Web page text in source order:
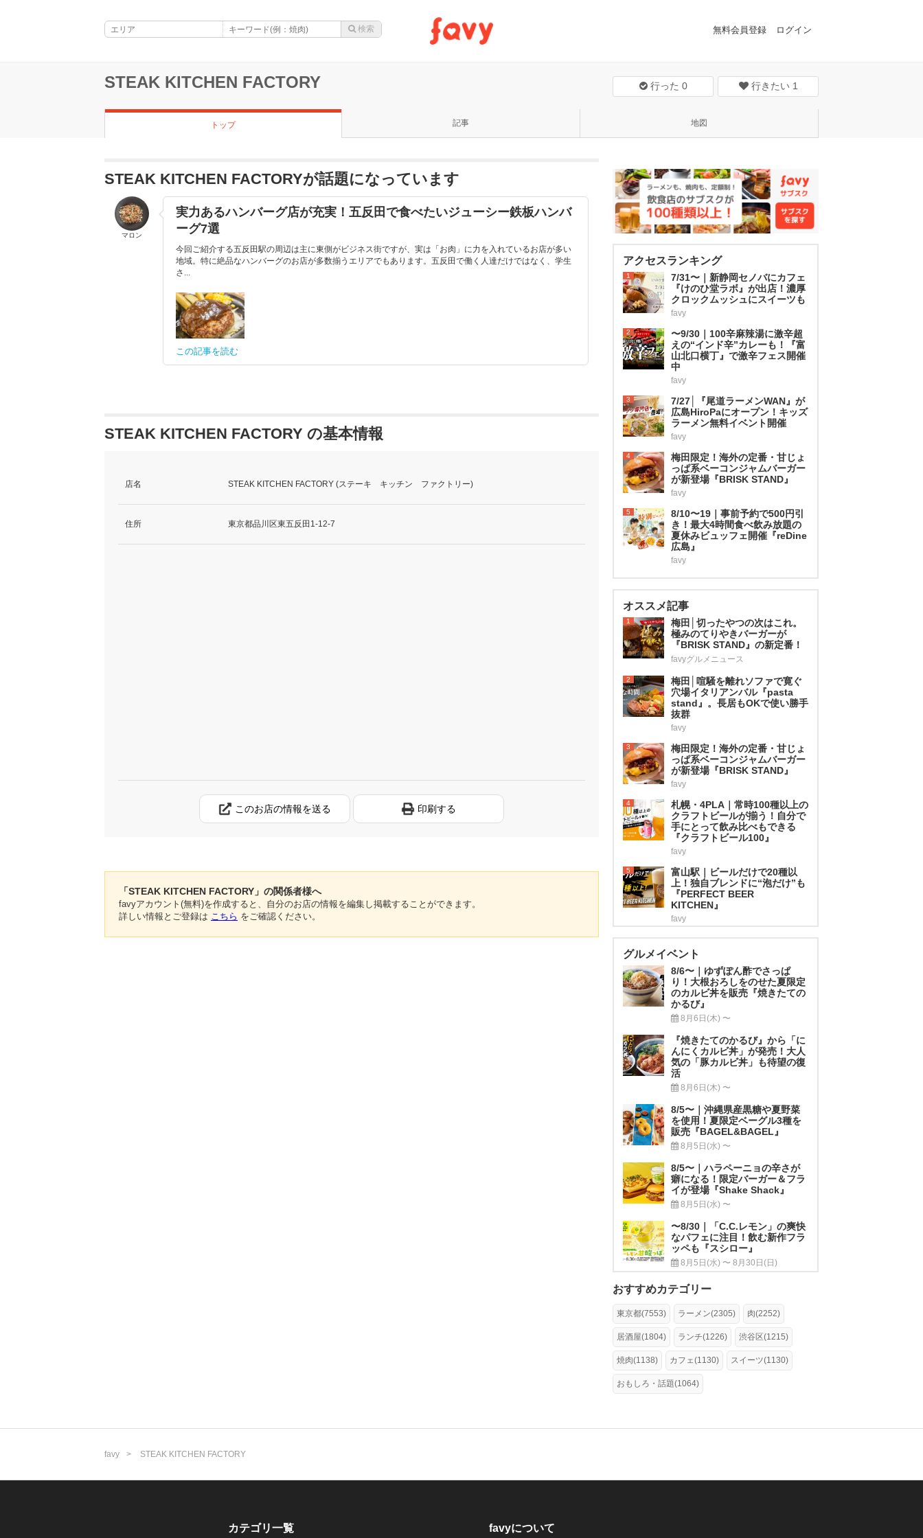
無料会員登録 ログイン
STEAK KITCHEN FACTORY 行った 0 行きたい 1
トップ 記事 地図
STEAK KITCHEN FACTORYが話題になっています
マロン
実力あるハンバーグ店が充実！五反田で食べたいジューシー鉄板ハンバ
ーグ7選
今回ご紹介する五反田駅の周辺は主に東側がビジネス街ですが、実は「お肉」に力を入れているお店が多い
地域。特に絶品なハンバーグのお店が多数揃うエリアでもあります。五反田で働く人達だけではなく、学生
さ...
この記事を読む
STEAK KITCHEN FACTORY の基本情報
店名 STEAK KITCHEN FACTORY (ステーキ キッチン ファクトリー)
住所 東京都品川区東五反田1-12-7
このお店の情報を送る 印刷する
「STEAK KITCHEN FACTORY」の関係者様へ
favyアカウント(無料)を作成すると、自分のお店の情報を編集し掲載することができます。
詳しい情報とご登録は こちら をご確認ください。
アクセスランキング
1
7/31〜｜新静岡セノバにカフェ
『けのひ堂ラボ』が出店！濃厚
クロックムッシュにスイーツも
favy
2
〜9/30｜100辛麻辣湯に激辛超
えの“インド辛”カレーも！『富
山北口横丁』で激辛フェス開催
中
favy
3
7/27│『尾道ラーメンWAN』が
広島HiroPaにオープン！キッズ
ラーメン無料イベント開催
favy
4
梅田限定！海外の定番・甘じょ
っぱ系ベーコンジャムバーガー
が新登場『BRISK STAND』
favy
5
8/10〜19｜事前予約で500円引
き！最大4時間食べ飲み放題の
夏休みビュッフェ開催『reDine
広島』
favy
オススメ記事
1
梅田│切ったやつの次はこれ。
極みのてりやきバーガーが
『BRISK STAND』の新定番！
favyグルメニュース
2
梅田│喧騒を離れソファで寛ぐ
穴場イタリアンバル『pasta
stand』。長居もOKで使い勝手
抜群
favy
3
梅田限定！海外の定番・甘じょ
っぱ系ベーコンジャムバーガー
が新登場『BRISK STAND』
favy
4
札幌・4PLA｜常時100種以上の
クラフトビールが揃う！自分で
手にとって飲み比べもできる
『クラフトビール100』
favy
5
富山駅｜ビールだけで20種以
上！独自ブレンドに“泡だけ”も
『PERFECT BEER
KITCHEN』
favy
グルメイベント
8/6〜｜ゆずぽん酢でさっぱ
り！大根おろしをのせた夏限定
のカルビ丼を販売『焼きたての
かるび』
8月6日(木) 〜
『焼きたてのかるび』から「に
んにくカルビ丼」が発売！大人
気の「豚カルビ丼」も待望の復
活
8月6日(木) 〜
8/5〜｜沖縄県産黒糖や夏野菜
を使用！夏限定ベーグル3種を
販売『BAGEL&BAGEL』
8月5日(水) 〜
8/5〜｜ハラペーニョの辛さが
癖になる！限定バーガー＆フラ
イが登場『Shake Shack』
8月5日(水) 〜
〜8/30｜「C.C.レモン」の爽快
なパフェに注目！飲む新作フラ
ッペも『スシロー』
8月5日(水) 〜 8月30日(日)
おすすめカテゴリー
東京都(7553) ラーメン(2305) 肉(2252)
居酒屋(1804) ランチ(1226) 渋谷区(1215)
焼肉(1138) カフェ(1130) スイーツ(1130)
おもしろ・話題(1064)
favy STEAK KITCHEN FACTORY
カテゴリ一覧 favyについて